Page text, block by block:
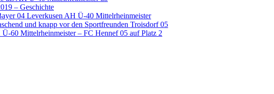
– Geschichte
04 Leverkusen AH Ü-40 Mittelrheinmeister
und knapp vor den Sportfreunden Troisdorf 05
60 Mittelrheinmeister – FC Hennef 05 auf Platz 2